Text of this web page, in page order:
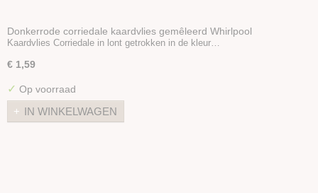
Donkerrode corriedale kaardvlies gemêleerd Whirlpool
Kaardvlies Corriedale in lont getrokken in de kleur…
€ 1,59
✓ Op voorraad
IN WINKELWAGEN